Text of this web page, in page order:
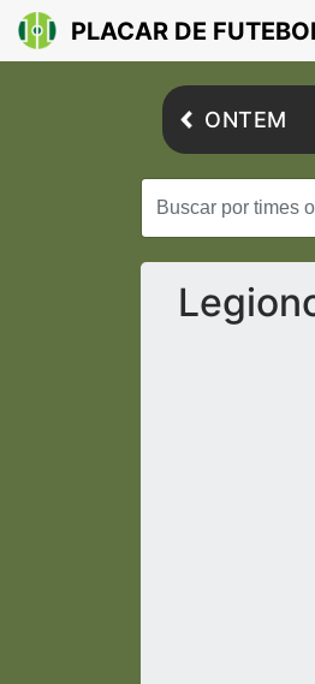
PLACAR DE
ONTEM